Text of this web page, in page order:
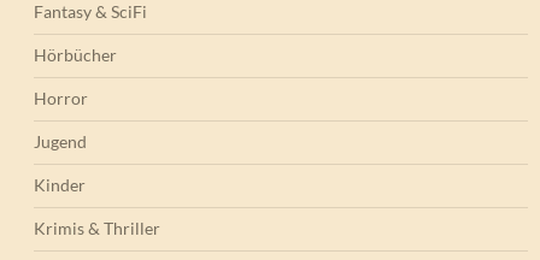
Fantasy & SciFi
Hörbücher
Horror
Jugend
Kinder
Krimis & Thriller